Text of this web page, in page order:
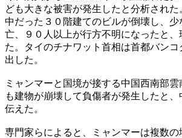
ども大きな被害が発生したと分析され
中だった３０階建てのビルが倒壊し、
亡、９０人以上が行方不明になったと、
た。タイのチナワット首相は首都バン
出した。
ミャンマーと国境が接する中国西南部
も建物が崩壊して負傷者が発生したと
伝えた。
専門家らによると、ミャンマーは複数